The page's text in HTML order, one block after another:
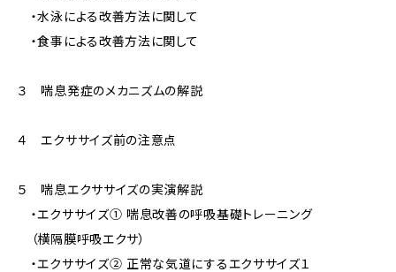
・水泳による改善方法に関して
・食事による改善方法に関して
３ 喘息発症のメカニズムの解説
４ エクササイズ前の注意点
５ 喘息エクササイズの実演解説
・エクササイズ① 喘息改善の呼吸基礎トレーニング
（横隔膜呼吸エクサ）
・エクササイズ② 正常な気道にするエクササイズ１